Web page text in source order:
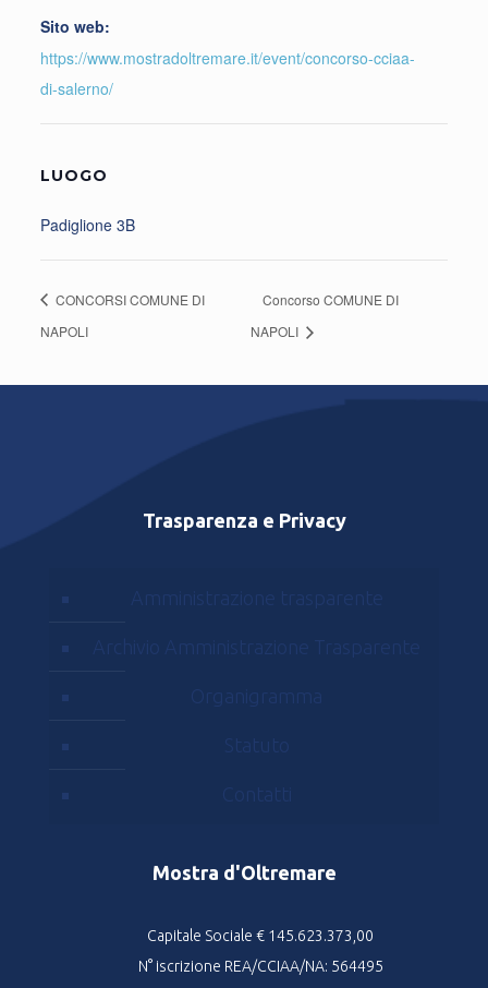
Sito web:
https://www.mostradoltremare.it/event/concorso-cciaa-
di-salerno/
LUOGO
Padiglione 3B
CONCORSI COMUNE DI
NAPOLI
Concorso COMUNE DI
NAPOLI
Trasparenza e Privacy
Amministrazione trasparente
Archivio Amministrazione Trasparente
Organigramma
Statuto
Contatti
Mostra d'Oltremare
Capitale Sociale € 145.623.373,00
N° iscrizione REA/CCIAA/NA: 564495